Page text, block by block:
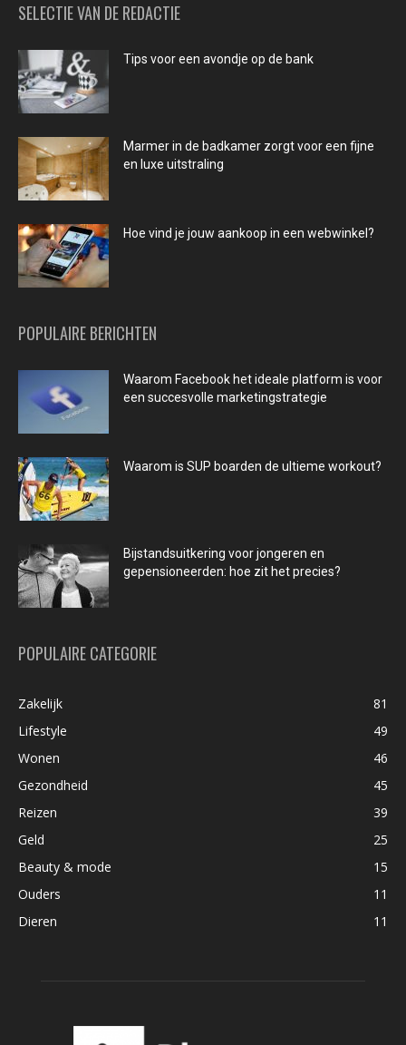
SELECTIE VAN DE REDACTIE
Tips voor een avondje op de bank
Marmer in de badkamer zorgt voor een fijne
en luxe uitstraling
Hoe vind je jouw aankoop in een webwinkel?
POPULAIRE BERICHTEN
Waarom Facebook het ideale platform is voor
een succesvolle marketingstrategie
Waarom is SUP boarden de ultieme workout?
Bijstandsuitkering voor jongeren en
gepensioneerden: hoe zit het precies?
POPULAIRE CATEGORIE
Zakelijk
81
Lifestyle
49
Wonen
46
Gezondheid
45
Reizen
39
Geld
25
Beauty & mode
15
Ouders
11
Dieren
11